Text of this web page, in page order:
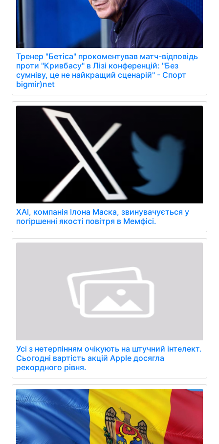
Тренер "Бетіса" прокоментував матч-відповідь
проти "Кривбасу" в Лізі конференцій: "Без
сумніву, це не найкращий сценарій" - Спорт
bigmir)net
XAI, компанія Ілона Маска, звинувачується у
погіршенні якості повітря в Мемфісі.
Усі з нетерпінням очікують на штучний інтелект.
Сьогодні вартість акцій Apple досягла
рекордного рівня.